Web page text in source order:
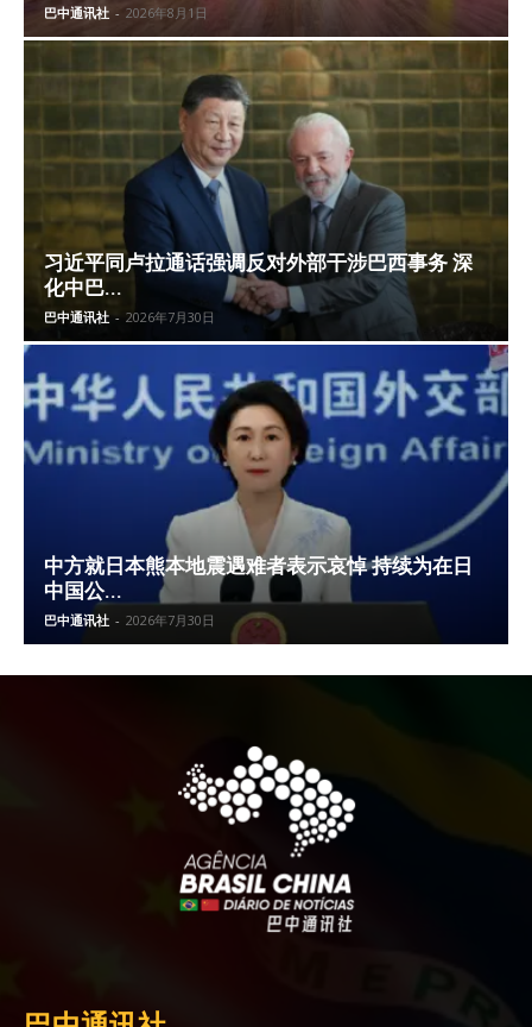
巴中通讯社 - 2026年8月1日
习近平同卢拉通话强调反对外部干涉巴西事务 深
化中巴...
巴中通讯社 - 2026年7月30日
中方就日本熊本地震遇难者表示哀悼 持续为在日
中国公...
巴中通讯社 - 2026年7月30日